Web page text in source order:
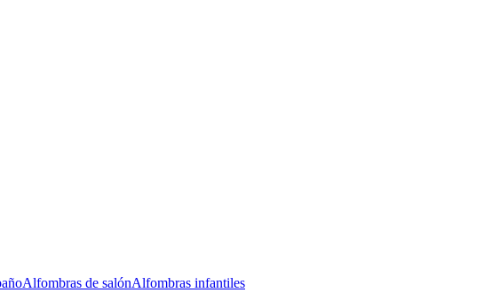
Alfombras de salónAlfombras infantiles